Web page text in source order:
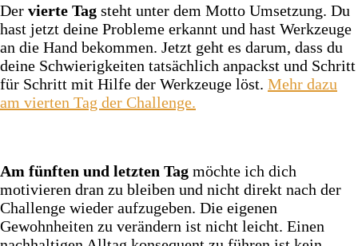
Der vierte Tag steht unter dem Motto Umsetzung. Du
hast jetzt deine Probleme erkannt und hast Werkzeuge
an die Hand bekommen. Jetzt geht es darum, dass du
deine Schwierigkeiten tatsächlich anpackst und Schritt
für Schritt mit Hilfe der Werkzeuge löst. Mehr dazu
am vierten Tag der Challenge.
Am fünften und letzten Tag möchte ich dich
motivieren dran zu bleiben und nicht direkt nach der
Challenge wieder aufzugeben. Die eigenen
Gewohnheiten zu verändern ist nicht leicht. Einen